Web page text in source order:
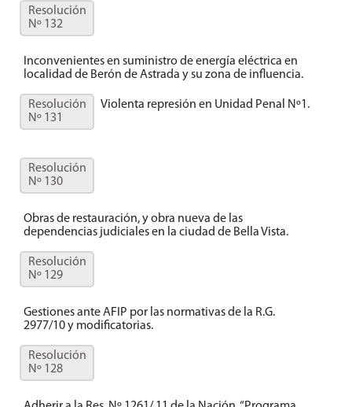
Resolución
Nº 132
Inconvenientes en suministro de energía eléctrica en
localidad de Berón de Astrada y su zona de influencia.
Resolución
Nº 131
Violenta represión en Unidad Penal Nº1.
Resolución
Nº 130
Obras de restauración, y obra nueva de las
dependencias judiciales en la ciudad de Bella Vista.
Resolución
Nº 129
Gestiones ante AFIP por las normativas de la R.G.
2977/10 y modificatorias.
Resolución
Nº 128